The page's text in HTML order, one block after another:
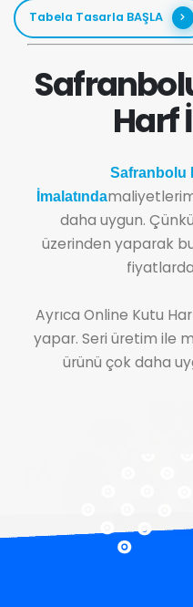
Tabela Tasarla BAŞLA
Harf
Safranbolu
İmalatında
daha uygun.
üzerinden yaparak
Ayrıca Online Kutu
yapar. Seri üretim ile
ürünü çok daha